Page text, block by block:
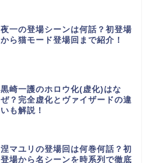
夜一の登場シーンは何話？初登場
から猫モード登場回まで紹介！
黒崎一護のホロウ化(虚化)はな
ぜ？完全虚化とヴァイザードの違
いも解説！
涅マユリの登場回は何巻何話？初
登場から名シーンを時系列で徹底